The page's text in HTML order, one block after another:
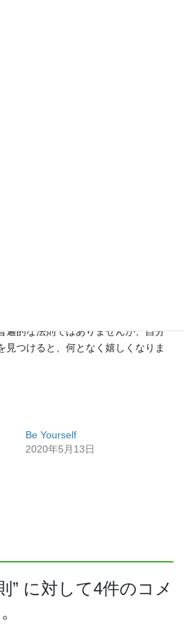
遍的な法則ではありませんが、自分
見つけると、何となく嬉しくなりま
Be Yourself
2020年5月13日
” に対して4件のコメ